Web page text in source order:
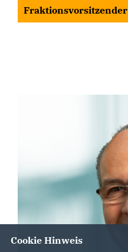
Fraktionsvorsitzender
Cookie Hinweis